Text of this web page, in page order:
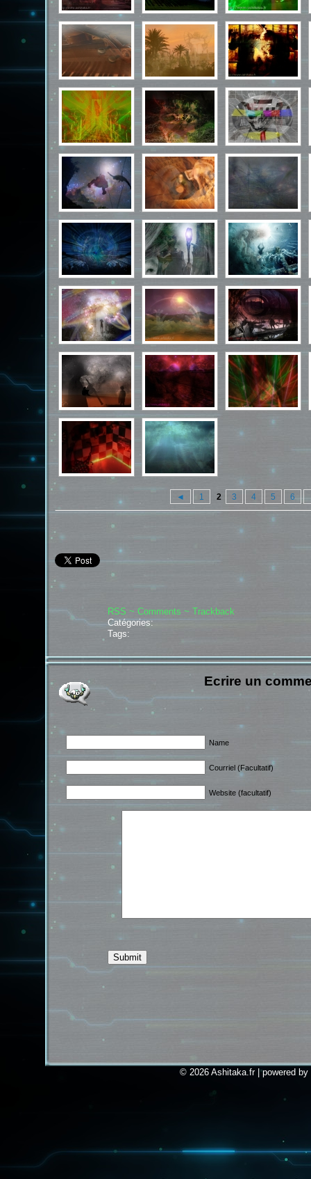
◄ 1 2 3 4 5 6
RSS ~ Comments ~ Trackback
Catégories:
Tags:
Ecrire un
Name
Courriel (Facultatif)
Website (facultatif)
© 2026 Ashitaka.fr | powered by